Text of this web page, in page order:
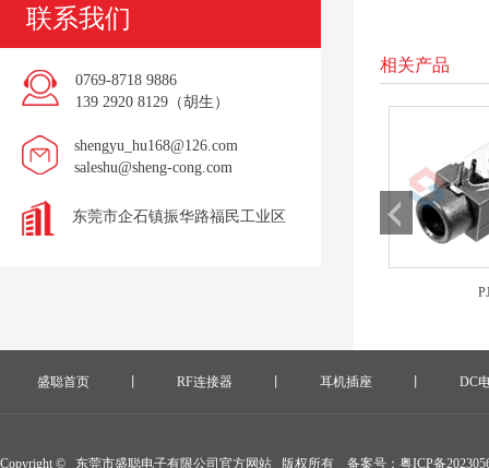
联系我们
0769-8718 9886
139 2920 8129（胡生）
shengyu_hu168@126.com
saleshu@sheng-cong.com
东莞市企石镇振华路福民工业区
相关产品
盛聪首页 RF连接器 耳机插座 DC
Copyright © 东莞市盛聪电子有限公司官方网站 版权所有 备案号： 粤ICP备